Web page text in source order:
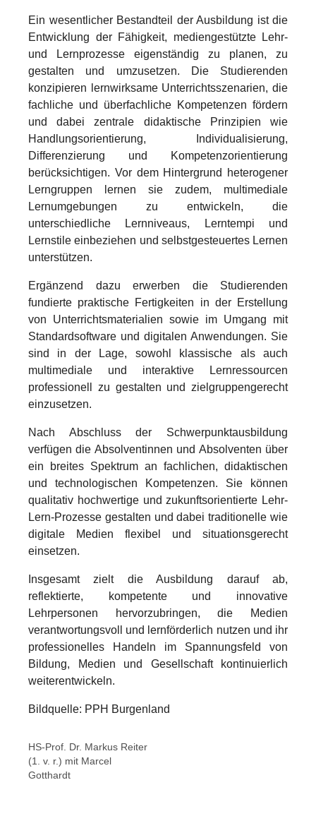
Ein wesentlicher Bestandteil der Ausbildung ist die
Entwicklung der Fähigkeit, mediengestützte Lehr-
und Lernprozesse eigenständig zu planen, zu
gestalten und umzusetzen. Die Studierenden
konzipieren lernwirksame Unterrichtsszenarien, die
fachliche und überfachliche Kompetenzen fördern
und dabei zentrale didaktische Prinzipien wie
Handlungsorientierung, Individualisierung,
Differenzierung und Kompetenzorientierung
berücksichtigen. Vor dem Hintergrund heterogener
Lerngruppen lernen sie zudem, multimediale
Lernumgebungen zu entwickeln, die
unterschiedliche Lernniveaus, Lerntempi und
Lernstile einbeziehen und selbstgesteuertes Lernen
unterstützen.
Ergänzend dazu erwerben die Studierenden
fundierte praktische Fertigkeiten in der Erstellung
von Unterrichtsmaterialien sowie im Umgang mit
Standardsoftware und digitalen Anwendungen. Sie
sind in der Lage, sowohl klassische als auch
multimediale und interaktive Lernressourcen
professionell zu gestalten und zielgruppengerecht
einzusetzen.
Nach Abschluss der Schwerpunktausbildung
verfügen die Absolventinnen und Absolventen über
ein breites Spektrum an fachlichen, didaktischen
und technologischen Kompetenzen. Sie können
qualitativ hochwertige und zukunftsorientierte Lehr-
Lern-Prozesse gestalten und dabei traditionelle wie
digitale Medien flexibel und situationsgerecht
einsetzen.
Insgesamt zielt die Ausbildung darauf ab,
reflektierte, kompetente und innovative
Lehrpersonen hervorzubringen, die Medien
verantwortungsvoll und lernförderlich nutzen und ihr
professionelles Handeln im Spannungsfeld von
Bildung, Medien und Gesellschaft kontinuierlich
weiterentwickeln.
Bildquelle: PPH Burgenland
Show larger version
HS-Prof. Dr. Markus Reiter
(1. v. r.) mit Marcel
Gotthardt